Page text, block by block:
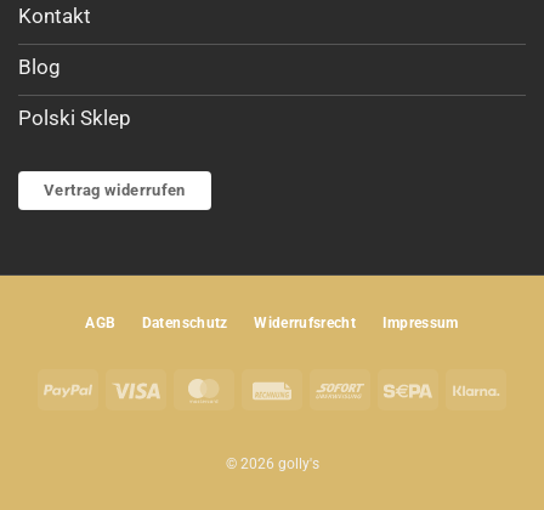
Kontakt
Blog
Polski Sklep
Vertrag widerrufen
AGB Datenschutz Widerrufsrecht Impressum
PayPal Visa MasterCardRechungSofort Sepa
© 2026 golly's